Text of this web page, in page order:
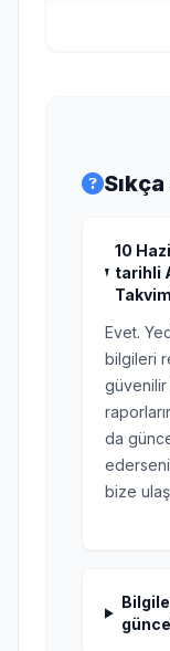
10
tarihli
Evet.
bilgileri
güvenilir
da
bize